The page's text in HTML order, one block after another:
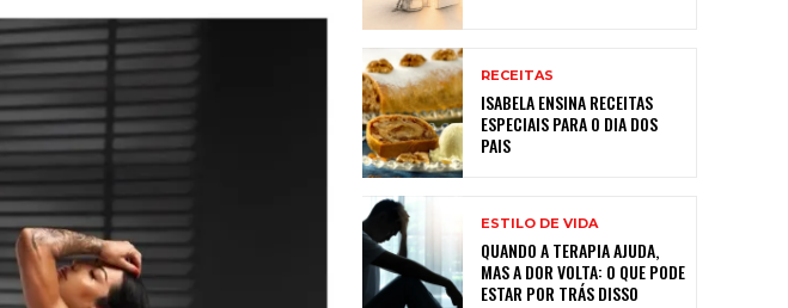
RECEITAS
ISABELA ENSINA RECEITAS
ESPECIAIS PARA O DIA DOS
PAIS
ESTILO DE VIDA
QUANDO A TERAPIA AJUDA,
MAS A DOR VOLTA: O QUE PODE
ESTAR POR TRÁS DISSO